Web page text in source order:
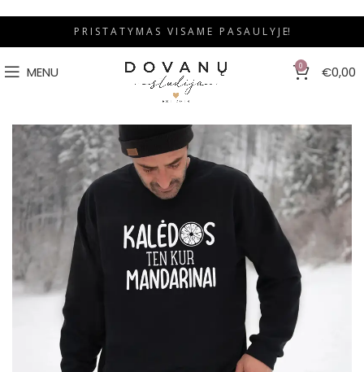
P R I S T A T Y M A S V I S A M E P A S A U L Y J E!
MENU 0 €0,00